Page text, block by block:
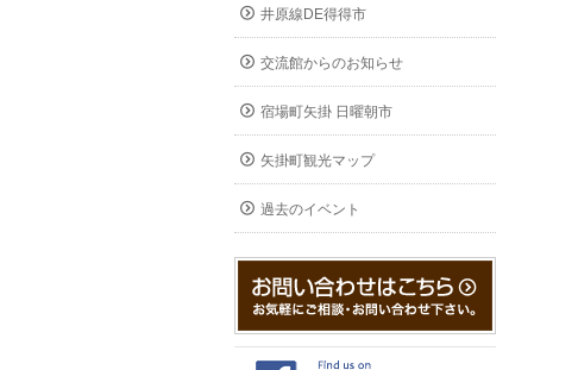
井原線DE得得市
交流館からのお知らせ
宿場町矢掛 日曜朝市
矢掛町観光マップ
過去のイベント